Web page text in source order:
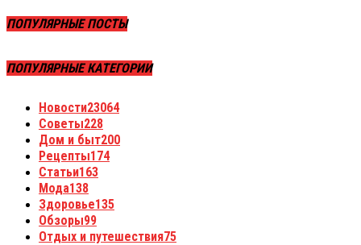
ПОПУЛЯРНЫЕ ПОСТЫ
ПОПУЛЯРНЫЕ КАТЕГОРИИ
Новости23064
Советы228
Дом и быт200
Рецепты174
Статьи163
Мода138
Здоровье135
Обзоры99
Отдых и путешествия75